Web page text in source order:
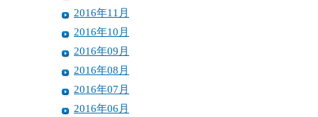
2016年11月
2016年10月
2016年09月
2016年08月
2016年07月
2016年06月